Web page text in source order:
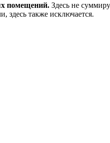
помещений. Здесь не
здесь также исключается.